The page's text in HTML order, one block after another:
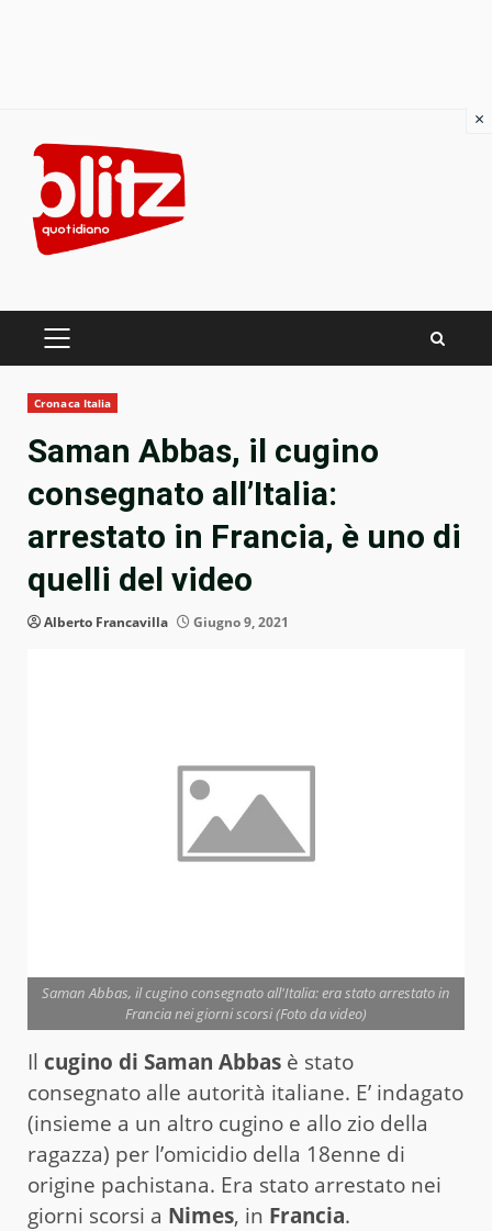
content
PRIMARY
Cronaca Italia
Saman Abbas, il cugino
consegnato all’Italia:
arrestato in Francia, è uno di
quelli del video
Alberto Francavilla Giugno 9, 2021
Saman Abbas, il cugino consegnato all'Italia: era stato arrestato in
Francia nei giorni scorsi (Foto da video)
Il cugino di Saman Abbas è stato
consegnato alle autorità italiane. E’ indagato
(insieme a un altro cugino e allo zio della
ragazza) per l’omicidio della 18enne di
origine pachistana. Era stato arrestato nei
giorni scorsi a Nimes, in Francia.
×